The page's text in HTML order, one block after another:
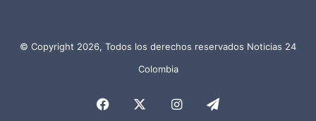
© Copyright 2026, Todos los derechos reservados Noticias 24
Colombia
Facebook InstagramTelegram